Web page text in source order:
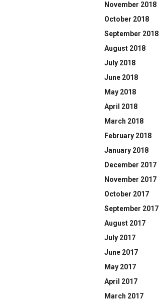
November 2018
October 2018
September 2018
August 2018
July 2018
June 2018
May 2018
April 2018
March 2018
February 2018
January 2018
December 2017
November 2017
October 2017
September 2017
August 2017
July 2017
June 2017
May 2017
April 2017
March 2017